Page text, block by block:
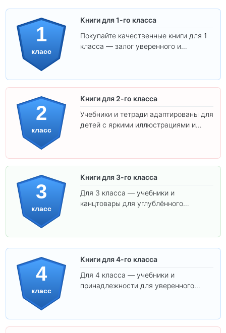
1
класс
Книги для 1-го класса
Покупайте качественные книги для 1
класса — залог уверенного и
2
класс
Книги для 2-го класса
Учебники и тетради адаптированы для
детей с яркими иллюстрациями и
3
класс
Книги для 3-го класса
Для 3 класса — учебники и
канцтовары для углублённого
4
класс
Книги для 4-го класса
Для 4 класса — учебники и
принадлежности для уверенного